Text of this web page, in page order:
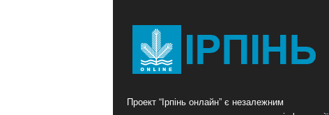
Проект “Ірпінь онлайн” є незалежним